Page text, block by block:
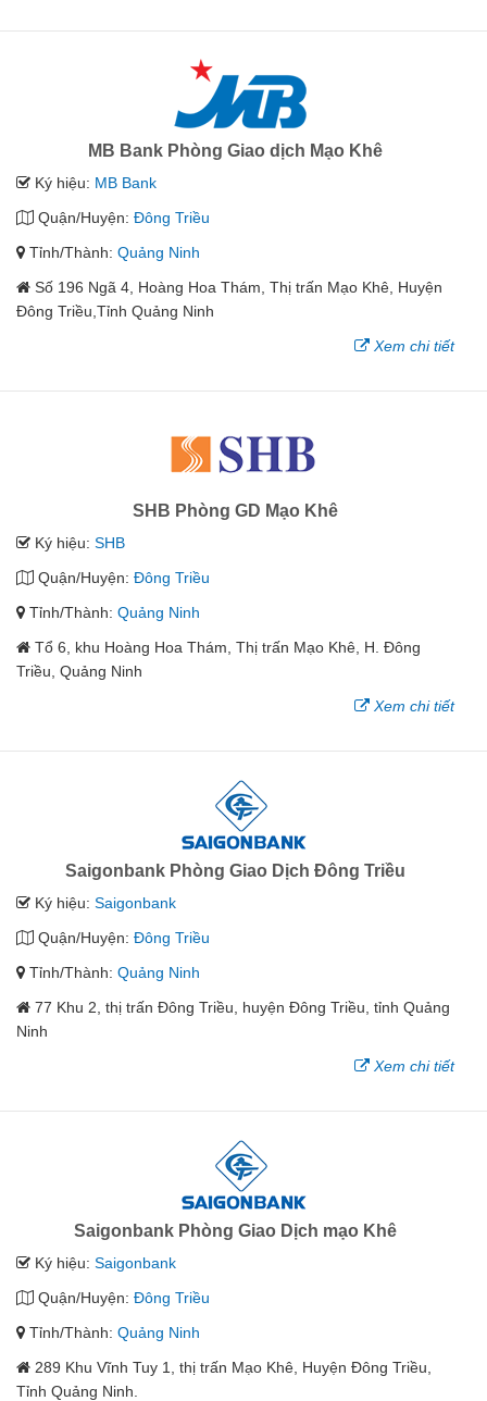
MB Bank Phòng Giao dịch Mạo Khê
Ký hiệu: MB Bank
Quận/Huyện: Đông Triều
Tỉnh/Thành: Quảng Ninh
Số 196 Ngã 4, Hoàng Hoa Thám, Thị trấn Mạo Khê, Huyện
Đông Triều,Tỉnh Quảng Ninh
Xem chi tiết
SHB Phòng GD Mạo Khê
Ký hiệu: SHB
Quận/Huyện: Đông Triều
Tỉnh/Thành: Quảng Ninh
Tổ 6, khu Hoàng Hoa Thám, Thị trấn Mạo Khê, H. Đông
Triều, Quảng Ninh
Xem chi tiết
Saigonbank Phòng Giao Dịch Đông Triều
Ký hiệu: Saigonbank
Quận/Huyện: Đông Triều
Tỉnh/Thành: Quảng Ninh
77 Khu 2, thị trấn Đông Triều, huyện Đông Triều, tỉnh Quảng
Ninh
Xem chi tiết
Saigonbank Phòng Giao Dịch mạo Khê
Ký hiệu: Saigonbank
Quận/Huyện: Đông Triều
Tỉnh/Thành: Quảng Ninh
289 Khu Vĩnh Tuy 1, thị trấn Mạo Khê, Huyện Đông Triều,
Tỉnh Quảng Ninh.